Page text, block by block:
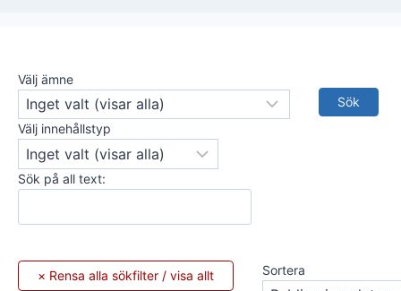
Välj ämne
Välj innehållstyp
Sök på all text:
Sortera